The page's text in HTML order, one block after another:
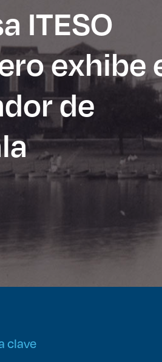
Enlaces de
Derecho
ITESO
exhibe
de